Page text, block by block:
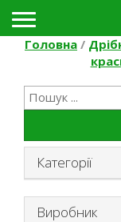
Головна /
Категорії
Виробник